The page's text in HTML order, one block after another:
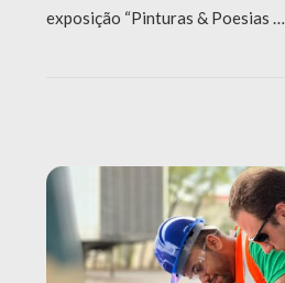
exposição “Pinturas & Poesias …